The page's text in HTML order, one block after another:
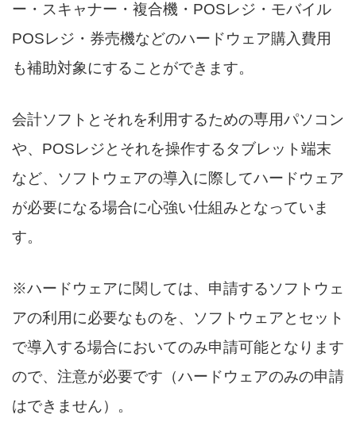
ー・スキャナー・複合機・POSレジ・モバイル
POSレジ・券売機などのハードウェア購入費用
も補助対象にすることができます。
会計ソフトとそれを利用するための専用パソコン
や、POSレジとそれを操作するタブレット端末
など、ソフトウェアの導入に際してハードウェア
が必要になる場合に心強い仕組みとなっていま
す。
※ハードウェアに関しては、申請するソフトウェ
アの利用に必要なものを、ソフトウェアとセット
で導入する場合においてのみ申請可能となります
ので、注意が必要です（ハードウェアのみの申請
はできません）。